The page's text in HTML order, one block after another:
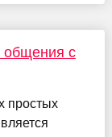
общения с
простых